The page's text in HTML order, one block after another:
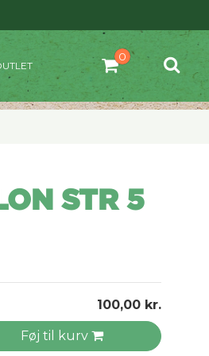
STR 5
100,00 kr.
Føj til kurv